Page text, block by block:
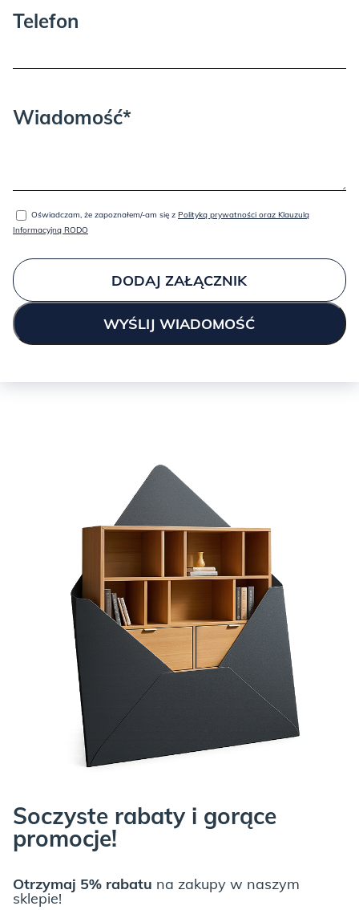
Telefon
Wiadomość*
Oświadczam, że zapoznałem/-am się z Polityką prywatności oraz Klauzulą
Informacyjną RODO
DODAJ ZAŁĄCZNIK
Soczyste rabaty i gorące
promocje!
Otrzymaj 5% rabatu na zakupy w naszym
sklepie!